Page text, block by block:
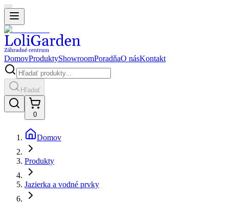
DomovProduktyShowroomPoradňaO násKontakt
Hľadať
0
Domov
Produkty
Jazierka a vodné prvky